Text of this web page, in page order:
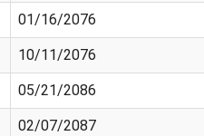
01/16/2076
10/11/2076
05/21/2086
02/07/2087